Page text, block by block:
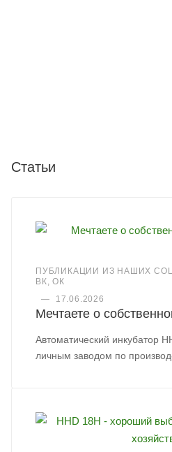
Статьи
ПУБЛИКАЦИИ ИЗ НАШИХ
ВК, ОК
—
17.06.2026
Мечтаете о
Автоматический инкубатор
личным заводом по